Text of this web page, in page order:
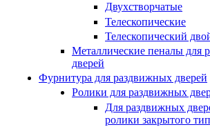
Двухстворчатые
Телескопические
Телескопический
Металлические пеналы для
дверей
Фурнитура для раздвижных дверей
Ролики для раздвижных
Для раздвижных
ролики закрытого